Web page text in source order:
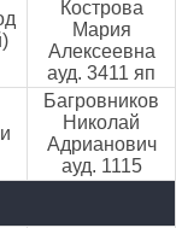
Кострова
Мария
Алексеевна
ауд. 3411 яп
Багровников
Николай
Адрианович
ауд. 1115